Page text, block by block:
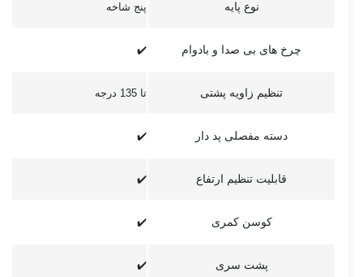
نوع پایه پنج شاخه
چرخ های بی صدا و بادوام
تنظیم زاویه پشتی
دسته مفصلی پد دار
قابلیت تنظیم ارتفاع
کوسن کمری
پشت سری